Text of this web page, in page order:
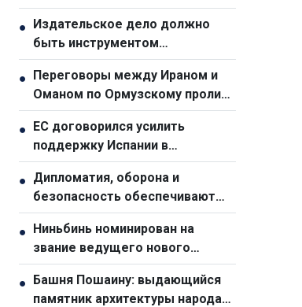
стратегии развития
человеческого капитала
● Издательское дело должно
быть инструментом
дипломатии и международной
интеграции
● Переговоры между Ираном и
Оманом по Ормузскому проливу
перешли в новую стадию
● ЕС договорился усилить
поддержку Испании в
преодолении миграционного
кризиса в Сеуте
● Дипломатия, оборона и
безопасность обеспечивают
развитие и интеграцию
Вьетнама
● Ниньбинь номинирован на
звание ведущего нового
туристического направления
Азии в 2026 году
● Башня Пошаину: выдающийся
памятник архитектуры народа